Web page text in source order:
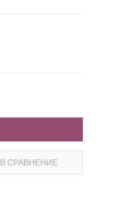
В СРАВНЕНИЕ